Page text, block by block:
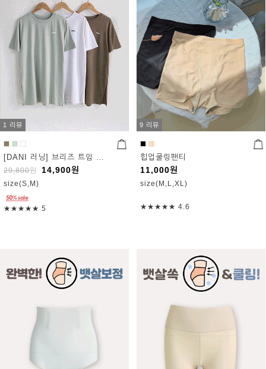
1 리뷰
[DANI 러닝] 브리즈 트임 롱 박스티
29,800원 14,900원
size(S,M)
★★★★★ 5
9 리뷰
힙업쿨링팬티
11,000원
size(M,L,XL)
★★★★★ 4.6